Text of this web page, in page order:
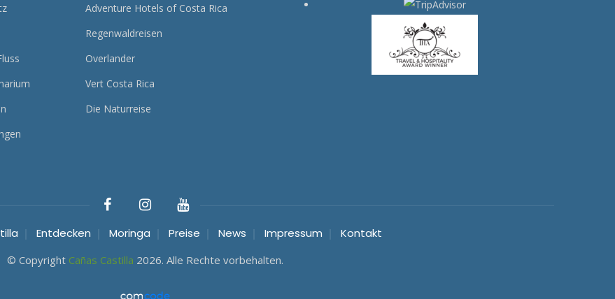
Adventure Hotels of Costa Rica
Regenwaldreisen
Overlander
Vert Costa Rica
Die Naturreise
Entdecken Moringa Preise News Impressum Kontakt
© Copyright Cañas Castilla 2026. Alle Rechte vorbehalten.